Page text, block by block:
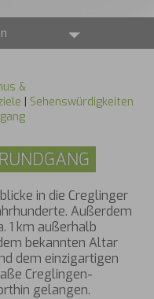
&
| Sehenswürdigkeiten
in die Creglinger
Außerdem
1 km außerhalb
bekannten Altar
dem einzigartigen
Creglingen-
gelangen.